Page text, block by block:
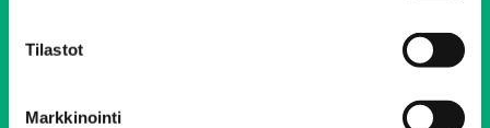
Tilastot
Markkinointi